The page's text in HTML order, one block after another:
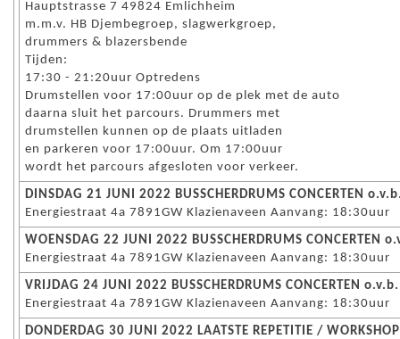
Hauptstrasse 7 49824 Emlichheim
m.m.v. HB Djembegroep, slagwerkgroep,
drummers & blazersbende
Tijden:
17:30 - 21:20uur Optredens
Drumstellen voor 17:00uur op de plek met de auto
daarna sluit het parcours. Drummers met
drumstellen kunnen op de plaats uitladen
en parkeren voor 17:00uur. Om 17:00uur
wordt het parcours afgesloten voor verkeer.
DINSDAG 21 JUNI 2022 BUSSCHERDRUMS CONCERTEN
Energiestraat 4a 7891GW Klazienaveen Aanvang: 18:30uur
WOENSDAG 22 JUNI 2022 BUSSCHERDRUMS CONCERTEN
Energiestraat 4a 7891GW Klazienaveen Aanvang: 18:30uur
VRIJDAG 24 JUNI 2022 BUSSCHERDRUMS CONCERTEN o.v.b.
Energiestraat 4a 7891GW Klazienaveen Aanvang: 18:30uur
DONDERDAG 30 JUNI 2022 LAATSTE REPETITIE / WORKSHOP